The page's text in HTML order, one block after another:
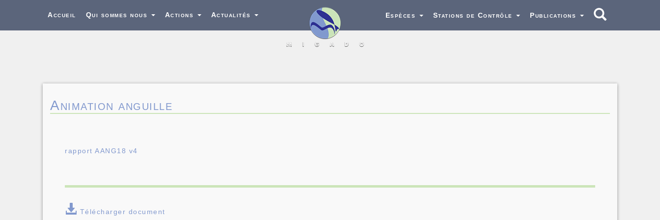
Accueil Qui sommes nous Actions Actualités Espèces Stations de Contrôle Publications
Animation anguille
rapport AANG18 v4
Télécharger document